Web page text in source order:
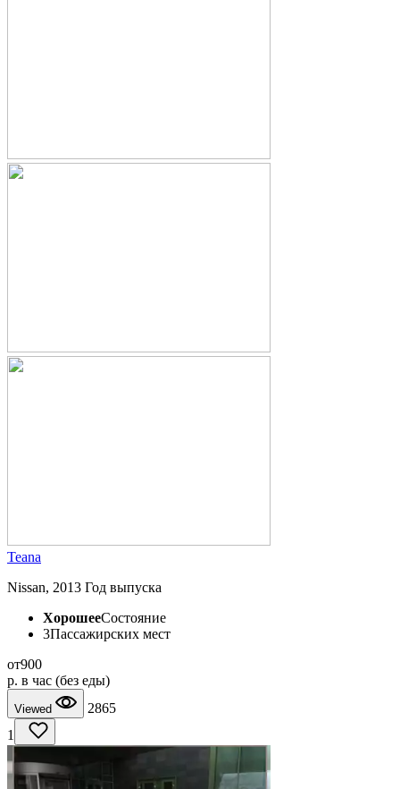
Teana
Nissan, 2013 Год выпуска
ХорошееСостояние
3Пассажирских мест
от900
p. в час (без еды)
Viewed
2865
1